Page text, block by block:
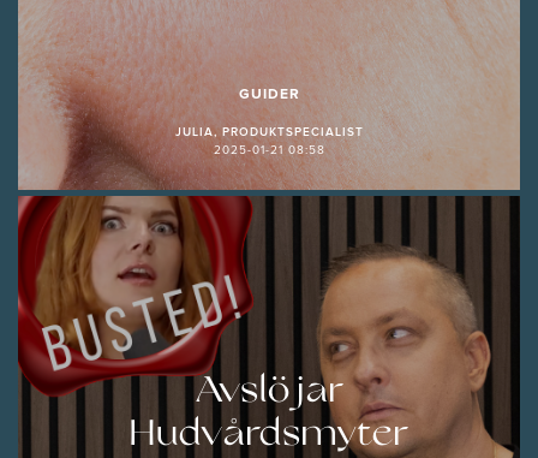
GUIDER
JULIA, PRODUKTSPECIALIST
2025-01-21 08:58
Avslöjar
Hudvårdsmyter